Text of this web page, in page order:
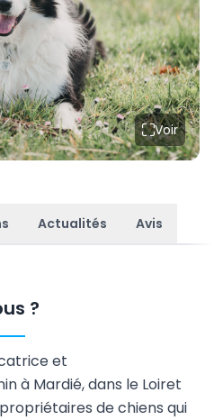
Voir
Actualités Avis
?
et
à Mardié, dans le Loiret
de chiens qui